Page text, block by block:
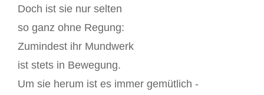
Doch ist sie nur selten
so ganz ohne Regung:
Zumindest ihr Mundwerk
ist stets in Bewegung.
Um sie herum ist es immer gemütlich -